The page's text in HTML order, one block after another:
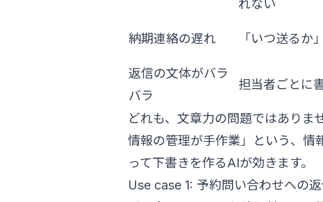
れない
納期連絡の遅れ 「いつ送るか
返信の文体がバラ
バラ
担当者ごとに
どれも、文章力の問題ではあり
情報の管理が手作業」という、情
って下書きを作るAIが効きます。
Use case 1: 予約問い合わせへの